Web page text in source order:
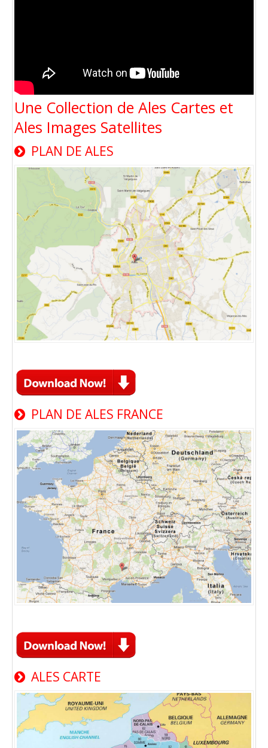
Une Collection de Ales Cartes et
Ales Images Satellites
PLAN DE ALES
PLAN DE ALES FRANCE
ALES CARTE